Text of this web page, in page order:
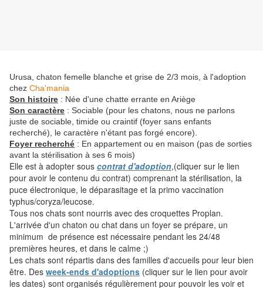
Urusa, chaton femelle blanche et grise de 2/3 mois, à l'adoption
chez Cha'mania
Son histoire : Née d'une chatte errante en Ariège
Son caractère : Sociable (pour les chatons, nous ne parlons
juste de sociable, timide ou craintif (foyer sans enfants
recherché), le caractère n'étant pas forgé encore).
Foyer recherché : En appartement ou en maison (pas de sorties
avant la stérilisation à ses 6 mois)
Elle est à adopter sous contrat d'adoption,(cliquer sur le lien
pour avoir le contenu du contrat) comprenant la stérilisation, la
puce électronique, le déparasitage et la primo vaccination
typhus/coryza/leucose.
Tous nos chats sont nourris avec des croquettes Proplan.
L'arrivée d'un chaton ou chat dans un foyer se prépare, un
minimum de présence est nécessaire pendant les 24/48
premières heures, et dans le calme ;)
Les chats sont répartis dans des familles d'accueils pour leur bien
être. Des week-ends d'adoptions (cliquer sur le lien pour avoir
les dates) sont organisés régulièrement pour pouvoir les voir et